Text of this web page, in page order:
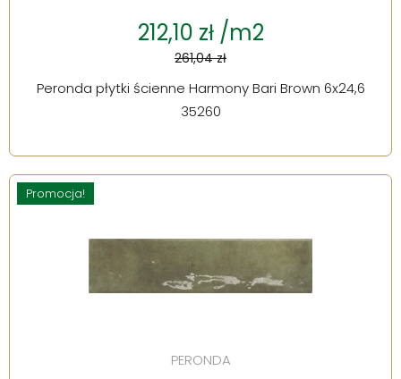
212,10 zł /m2
261,04 zł
Peronda płytki ścienne Harmony Bari Brown 6x24,6
35260
Promocja!
PERONDA